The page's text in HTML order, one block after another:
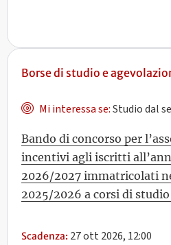
Borse di studio e
Mi interessa se:Studio dal
Bando di concorso per
incentivi agli iscritti
2026/2027 immatricolati
2025/2026 a corsi di studio
Scadenza: 27 ott 2026, 12:00